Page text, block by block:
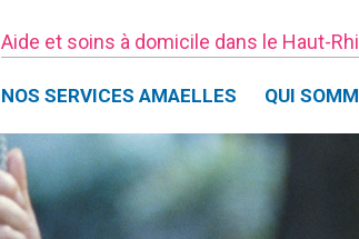
Aide et soins à domicile dans le Haut-
NOS SERVICES AMAELLES QUI